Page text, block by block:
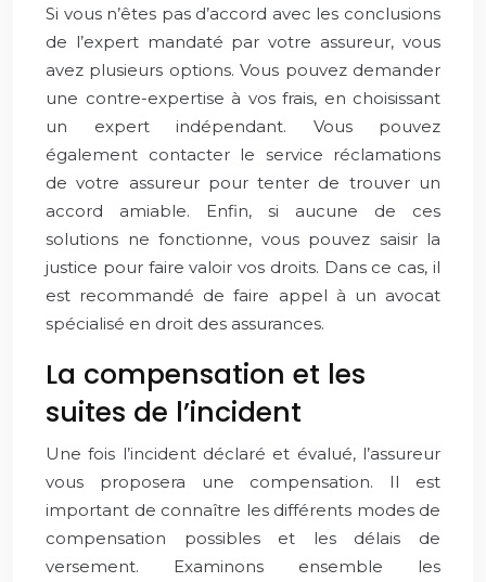
Si vous n’êtes pas d’accord avec les conclusions
de l’expert mandaté par votre assureur, vous
avez plusieurs options. Vous pouvez demander
une contre-expertise à vos frais, en choisissant
un expert indépendant. Vous pouvez
également contacter le service réclamations
de votre assureur pour tenter de trouver un
accord amiable. Enfin, si aucune de ces
solutions ne fonctionne, vous pouvez saisir la
justice pour faire valoir vos droits. Dans ce cas, il
est recommandé de faire appel à un avocat
spécialisé en droit des assurances.
La compensation et les
suites de l’incident
Une fois l’incident déclaré et évalué, l’assureur
vous proposera une compensation. Il est
important de connaître les différents modes de
compensation possibles et les délais de
versement. Examinons ensemble les